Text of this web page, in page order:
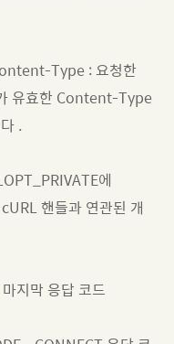
Type : 요청한
유효한 Content-Type
.
에
핸들과 연관된 개
지막 응답 코드